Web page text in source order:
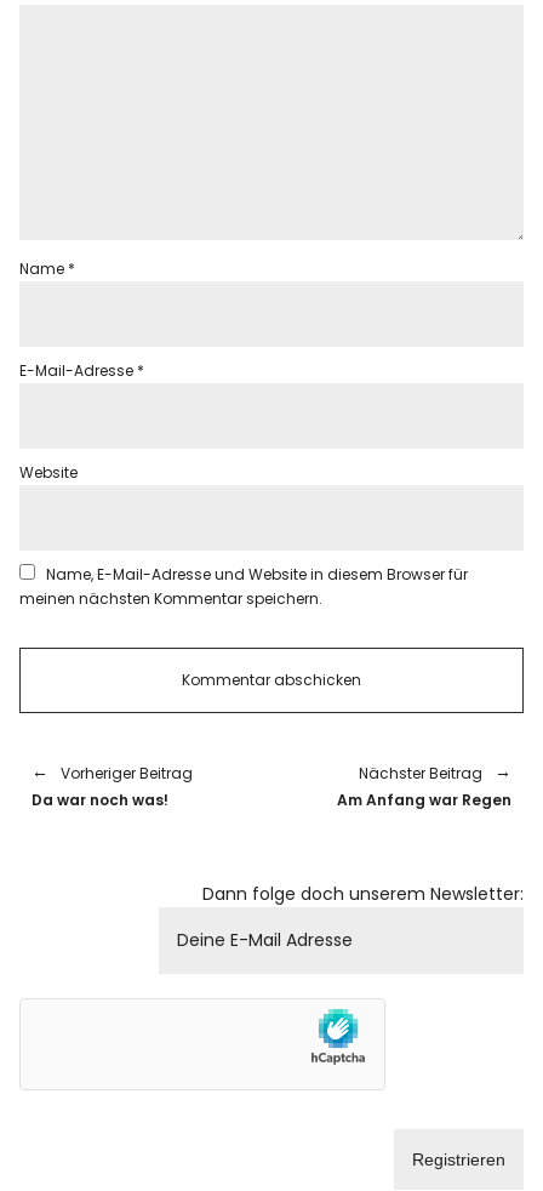
Name *
E-Mail-Adresse *
Website
Name, E-Mail-Adresse und Website in diesem Browser für
meinen nächsten Kommentar speichern.
Vorheriger Beitrag
Da war noch was!
Nächster Beitrag
Am Anfang war Regen
Dann folge doch unserem Newsletter: